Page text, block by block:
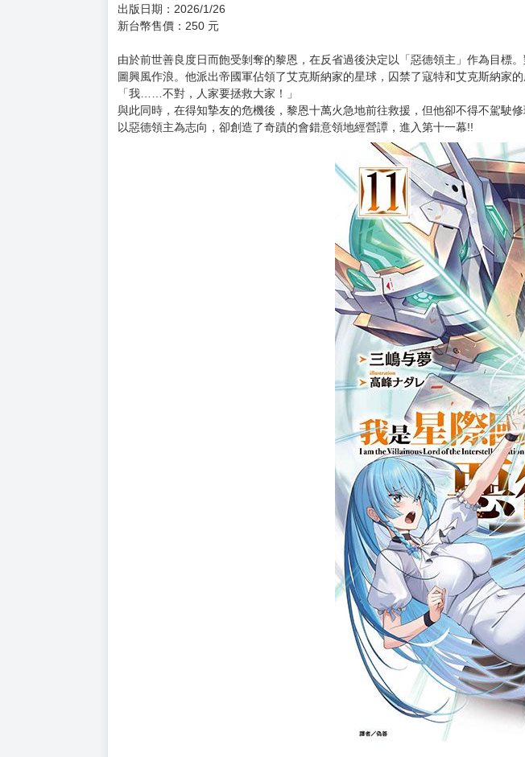
購買評價限制
使用超商取貨付款：負評≦1分 超商未取貨≦1次 未完成交易≦1次 （近半年）
原文書名： 俺は星間国家の悪徳領主!
集數： 第11集
作者：三嶋与夢
插畫： 高峰ナダレ
系列別：輕小說
由於前世善良度日而飽受剝奪的黎恩，在反省過後決定以「惡德領主」作為目
圖興風作浪。他派出帝國軍佔領了艾克斯納家的星球，囚禁了寇特和艾克斯納家
與此同時，在得知摯友的危機後，黎恩十萬火急地前往救援，但他卻不得不駕
以惡德領主為志向，卻創造了奇蹟的會錯意領地經營譚，進入第十一幕!!